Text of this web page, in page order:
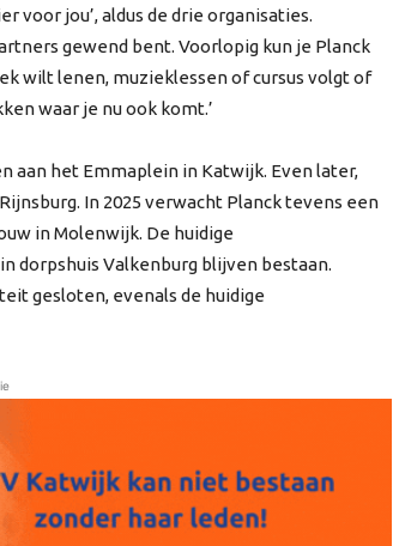
voor jou’, aldus de drie organisaties.
gewend bent. Voorlopig kun je Planck
wilt lenen, muzieklessen of cursus volgt of
waar je nu ook komt.’
aan het Emmaplein in Katwijk. Even later,
In 2025 verwacht Planck tevens een
in Molenwijk. De huidige
dorpshuis Valkenburg blijven bestaan.
gesloten, evenals de huidige